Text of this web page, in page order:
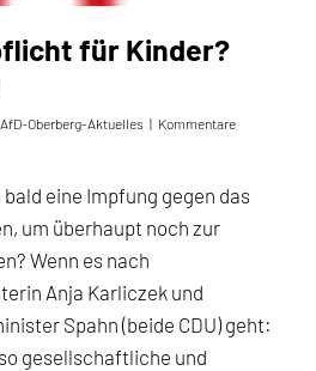
für Kinder?
AfD-Oberberg-Aktuelles | Kommentare
eine Impfung gegen das
um überhaupt noch zur
Wenn es nach
Anja Karliczek und
Spahn (beide CDU) geht:
gesellschaftliche und